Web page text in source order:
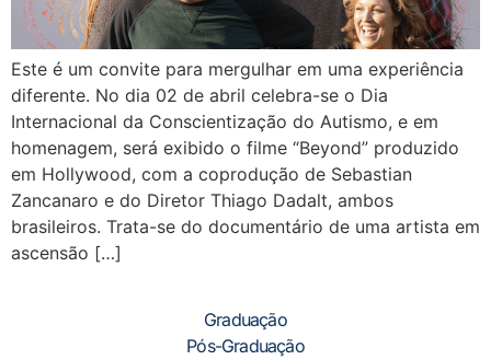
Este é um convite para mergulhar em uma experiência
diferente. No dia 02 de abril celebra-se o Dia
Internacional da Conscientização do Autismo, e em
homenagem, será exibido o filme “Beyond” produzido
em Hollywood, com a coprodução de Sebastian
Zancanaro e do Diretor Thiago Dadalt, ambos
brasileiros. Trata-se do documentário de uma artista em
ascensão […]
Graduação
Pós-Graduação